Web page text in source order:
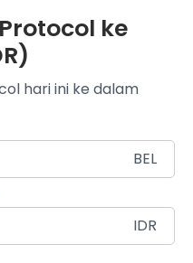
ke
hari ini ke dalam
BEL
IDR